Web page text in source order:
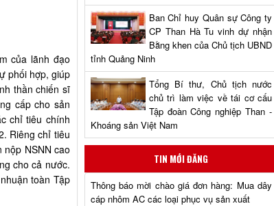
của lãnh đạo
phối hợp, giúp
thần chiến sĩ
cấp cho sản
chỉ tiêu chính
Riêng chỉ tiêu
NSNN cao
cho cả nước.
toàn Tập
Ban Chỉ huy Quân sự Công ty
CP Than Hà Tu vinh dự nhận
Bằng khen của Chủ tịch UBND
tỉnh Quảng Ninh
Tổng Bí thư, Chủ tịch nước
chủ trì làm việc về tái cơ cấu
Tập đoàn Công nghiệp Than -
Khoáng sản Việt Nam
TIN MỚI ĐĂNG
Thông báo mời chào giá đơn hàng: Mua dây
cáp nhôm AC các loại phục vụ sản xuất